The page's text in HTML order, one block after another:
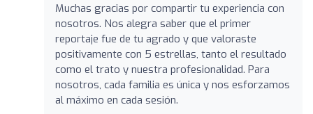
Muchas gracias por compartir tu experiencia con
nosotros. Nos alegra saber que el primer
reportaje fue de tu agrado y que valoraste
positivamente con 5 estrellas, tanto el resultado
como el trato y nuestra profesionalidad. Para
nosotros, cada familia es única y nos esforzamos
al máximo en cada sesión.